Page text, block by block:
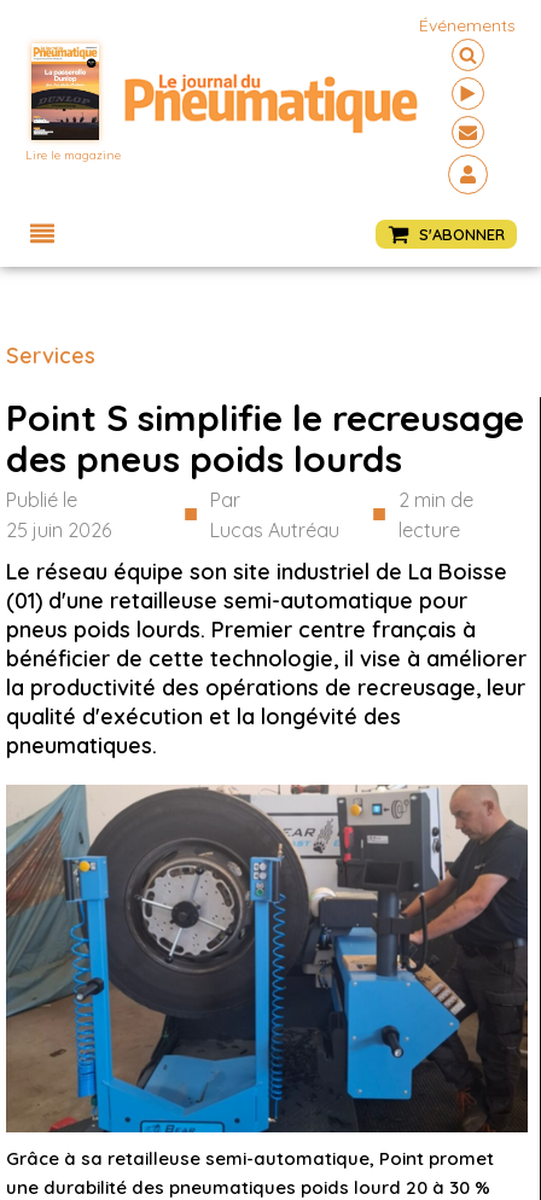
Lire le magazine
Événements
S'ABONNER
Services
Point S simplifie le recreusage
des pneus poids lourds
Publié le
25 juin 2026
■ Par
Lucas Autréau
■ 2 min de
lecture
Le réseau équipe son site industriel de La Boisse
(01) d'une retailleuse semi-automatique pour
pneus poids lourds. Premier centre français à
bénéficier de cette technologie, il vise à améliorer
la productivité des opérations de recreusage, leur
qualité d'exécution et la longévité des
pneumatiques.
Grâce à sa retailleuse semi-automatique, Point promet
une durabilité des pneumatiques poids lourd 20 à 30 %